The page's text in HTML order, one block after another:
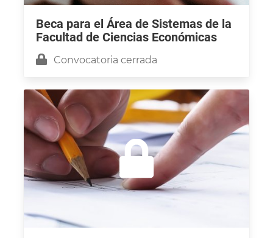
Beca para el Área de Sistemas de la
Facultad de Ciencias Económicas
Convocatoria cerrada